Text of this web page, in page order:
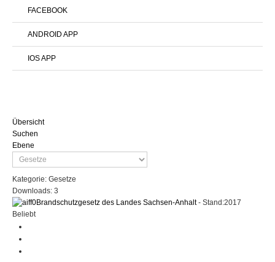
FACEBOOK
ANDROID APP
IOS APP
Übersicht
Suchen
Ebene
Kategorie: Gesetze
Downloads: 3
Brandschutzgesetz des Landes Sachsen-Anhalt- Stand:2017
Beliebt